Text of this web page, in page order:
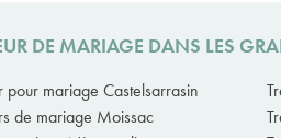
DE MARIAGE DANS LES
pour mariage Castelsarrasin
de mariage Moissac